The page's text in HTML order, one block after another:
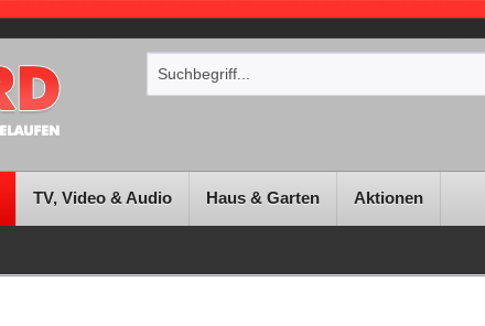
TV, Video & Audio Haus & Garten Aktionen